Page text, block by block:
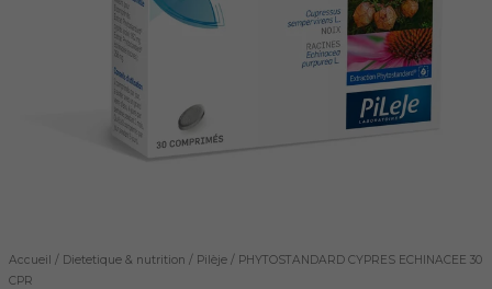
Accueil / Dietetique & nutrition / Pilèje/ PHYTOSTANDARD CYPRES ECHINACEE 30
CPR